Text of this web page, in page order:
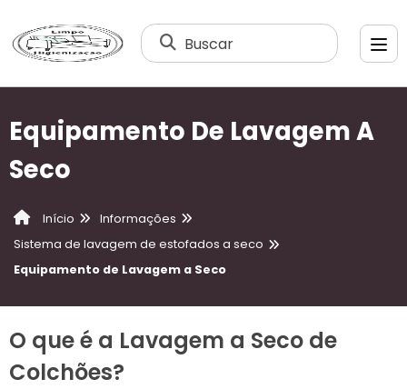
Buscar
Equipamento De Lavagem A
Seco
Início
Informações
Sistema de lavagem de estofados a seco
Equipamento de Lavagem a Seco
O que é a Lavagem a Seco de
Colchões?